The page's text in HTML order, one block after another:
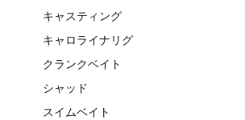
キャスティング
キャロライナリグ
クランクベイト
シャッド
スイムベイト